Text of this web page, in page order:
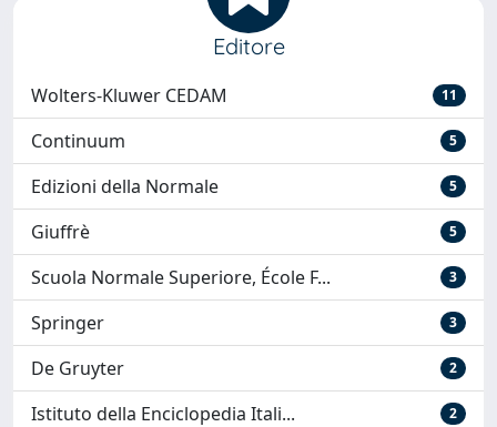
Editore
Wolters-Kluwer CEDAM 11
Continuum 5
Edizioni della Normale 5
Giuffrè 5
Scuola Normale Superiore, École F... 3
Springer 3
De Gruyter 2
Istituto della Enciclopedia Itali... 2